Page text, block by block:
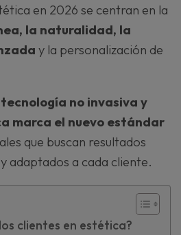
en 2026 se centran en la
la naturalidad, la
y la personalización de
no invasiva y
marca el nuevo estándar
que buscan resultados
adaptados a cada cliente.
clientes en estética?